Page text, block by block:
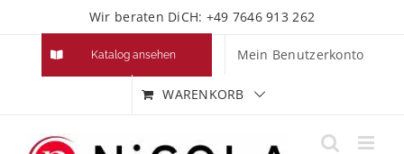
Inhalt
springen
Wir beraten DiCH: +49 7646 913 262
Katalog ansehen Mein Benutzerkonto
WARENKORB